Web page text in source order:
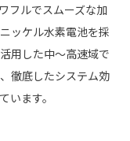
フルでスムーズな加
ッケル水素電池を採
用した中～高速域で
徹底したシステム効
います。